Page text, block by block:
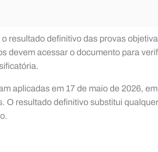
o resultado definitivo das provas
devem acessar o documento para
aplicadas em 17 de maio de 2026,
O resultado definitivo substitui